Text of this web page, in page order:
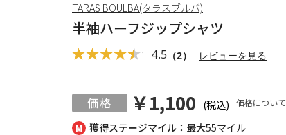
獲得ステージマイル：最大55マイル
半袖ハーフジップシャツ
4.5 （2） レビューを見る
￥1,100 (税込) 価格について
TARAS BOULBA(タラスブルバ)